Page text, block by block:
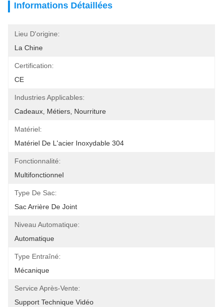
Informations Détaillées
Lieu D'origine:
La Chine
Certification:
CE
Industries Applicables:
Cadeaux, Métiers, Nourriture
Matériel:
Matériel De L'acier Inoxydable 304
Fonctionnalité:
Multifonctionnel
Type De Sac:
Sac Arrière De Joint
Niveau Automatique:
Automatique
Type Entraîné:
Mécanique
Service Après-Vente:
Support Technique Vidéo